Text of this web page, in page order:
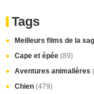
Tags
Meilleurs films de la
Cape et épée (89)
Aventures animalières
Chien (479)